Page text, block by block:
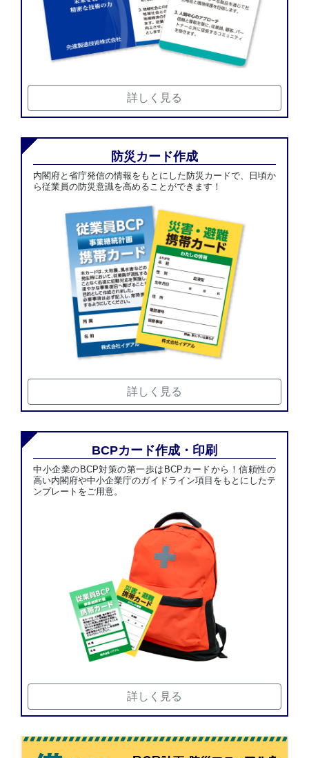
詳しく見る
防災カード作成
内閣府と省庁発信の情報をもとにした防災カードで、日頃か
ら従業員の防災意識を高めることができます！
詳しく見る
BCPカード作成・印刷
中小企業のBCP対策の第一歩はBCPカードから！信頼性の
高い内閣府や中小企業庁のガイドライン項目をもとにしたテ
ンプレートをご用意。
詳しく見る